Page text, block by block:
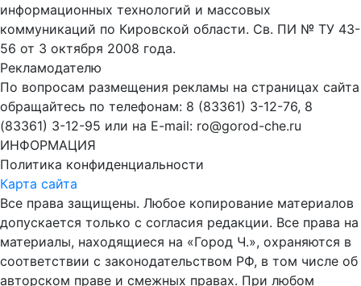
информационных технологий и массовых
коммуникаций по Кировской области. Св. ПИ № ТУ 43-
56 от 3 октября 2008 года.
Рекламодателю
По вопросам размещения рекламы на страницах сайта
обращайтесь по телефонам: 8 (83361) 3-12-76, 8
(83361) 3-12-95 или на E-mail: ro@gorod-che.ru
ИНФОРМАЦИЯ
Политика конфиденциальности
Карта сайта
Все права защищены. Любое копирование материалов
допускается только с согласия редакции. Все права на
материалы, находящиеся на «Город Ч.», охраняются в
соответствии с законодательством РФ, в том числе об
авторском праве и смежных правах. При любом